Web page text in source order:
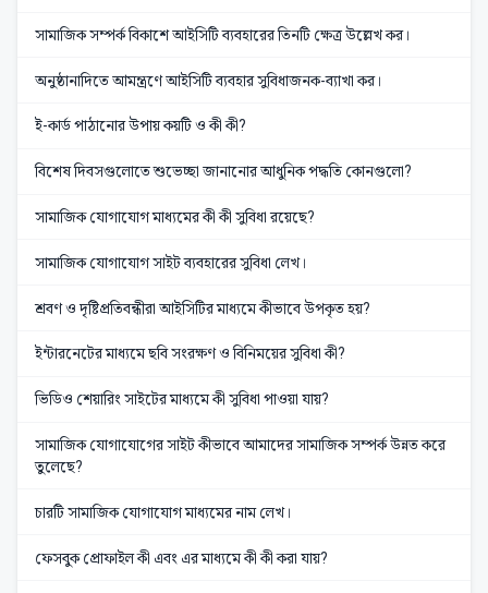
সামাজিক সম্পর্ক বিকাশে আইসিটি ব্যবহারের তিনটি ক্ষেত্র উল্লেখ কর।
অনুষ্ঠানাদিতে আমন্ত্রণে আইসিটি ব্যবহার সুবিধাজনক-ব্যাখা কর।
ই-কার্ড পাঠানোর উপায় কয়টি ও কী কী?
বিশেষ দিবসগুলোতে শুভেচ্ছা জানানোর আধুনিক পদ্ধতি কোনগুলো?
সামাজিক যোগাযোগ মাধ্যমের কী কী সুবিধা রয়েছে?
সামাজিক যোগাযোগ সাইট ব্যবহারের সুবিধা লেখ।
শ্রবণ ও দৃষ্টিপ্রতিবন্ধীরা আইসিটির মাধ্যমে কীভাবে উপকৃত হয়?
ইন্টারনেটের মাধ্যমে ছবি সংরক্ষণ ও বিনিময়ের সুবিধা কী?
ভিডিও শেয়ারিং সাইটের মাধ্যমে কী সুবিধা পাওয়া যায়?
সামাজিক যোগাযোগের সাইট কীভাবে আমাদের সামাজিক সম্পর্ক উন্নত করে
তুলেছে?
চারটি সামাজিক যোগাযোগ মাধ্যমের নাম লেখ।
ফেসবুক প্রোফাইল কী এবং এর মাধ্যমে কী কী করা যায়?